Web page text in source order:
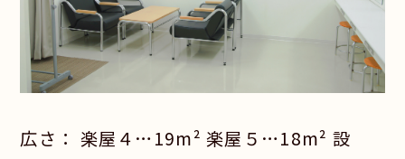
広さ： 楽屋４…19m² 楽屋５…18m² 設